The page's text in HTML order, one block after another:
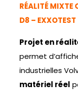
RÉALITÉ MIXTE
D8 – EXXOTEST
Projet en
permet
industrielles
matériel réel